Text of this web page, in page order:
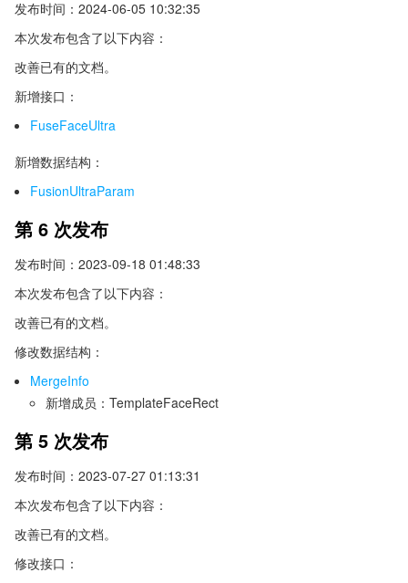
发布时间：2024-06-05 10:32:35
本次发布包含了以下内容：
改善已有的文档。
新增接口：
FuseFaceUltra
新增数据结构：
FusionUltraParam
第 6 次发布
发布时间：2023-09-18 01:48:33
本次发布包含了以下内容：
改善已有的文档。
修改数据结构：
MergeInfo
新增成员：TemplateFaceRect
第 5 次发布
发布时间：2023-07-27 01:13:31
本次发布包含了以下内容：
改善已有的文档。
修改接口：